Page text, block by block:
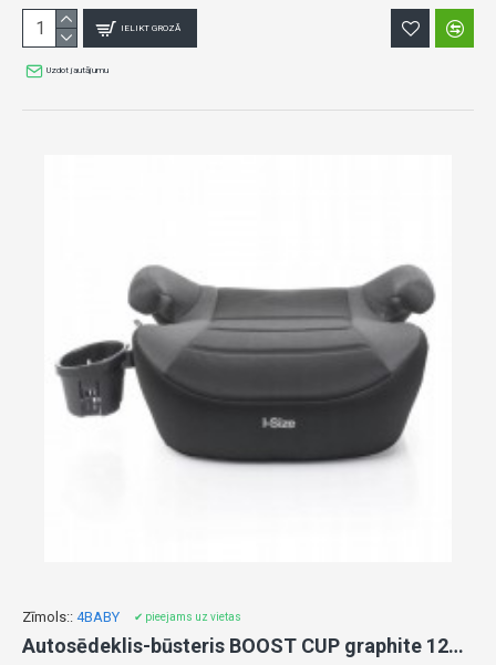
IELIKT GROZĀ
Uzdot jautājumu
Zīmols:: 4BABY ✔ pieejams uz vietas
Autosēdeklis-būsteris BOOST CUP graphite 125-150 cm